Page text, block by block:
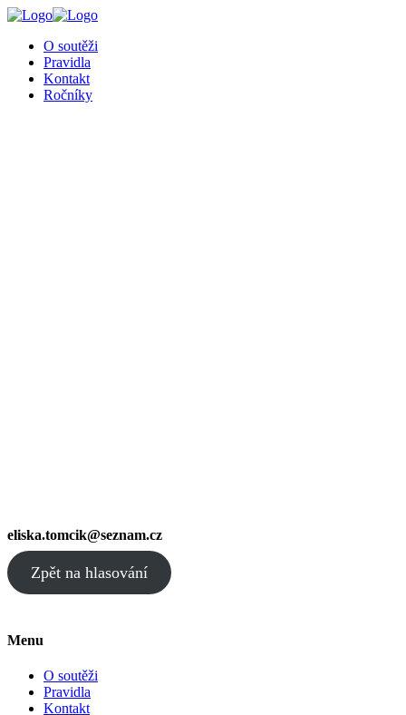
O soutěži
Pravidla
Kontakt
Ročníky
eliska.tomcik@seznam.cz
Zpět na hlasování
Menu
O soutěži
Pravidla
Kontakt